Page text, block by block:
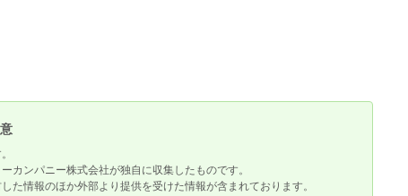
カンパニー株式会社が独自に収集したものです。
た情報のほか外部より提供を受けた情報が含まれております。